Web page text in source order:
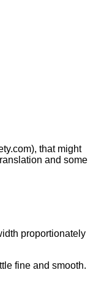
that might
and some
proportionately
fine and smooth.